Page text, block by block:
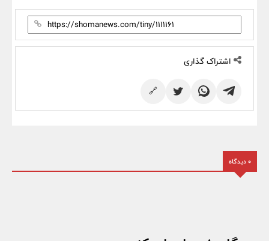
اشتراک گذاری
🔗
0 دیدگاه